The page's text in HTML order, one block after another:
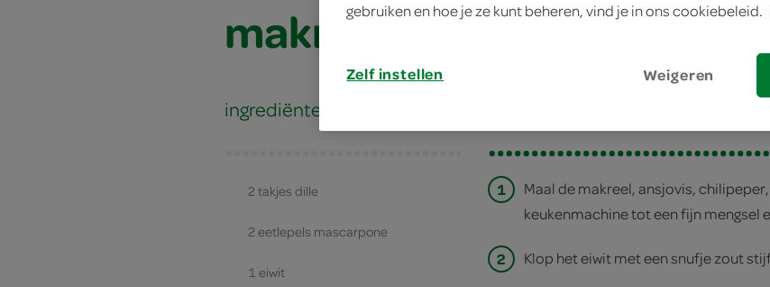
makreelmousse
ingrediënten
2 takjes dille
2 eetlepels mascarpone
1 eiwit
1
Maal de makreel, ansjovis,
keukenmachine tot een fijn mengsel
2 Klop het eiwit met een snufje zout
gebruiken en hoe je ze kunt beheren, vind je in ons cookiebeleid.
Zelf instellen Weigeren